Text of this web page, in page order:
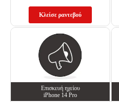
Κλείσε ραντεβού
Επισκευή ηχείου
iPhone 14 Pro